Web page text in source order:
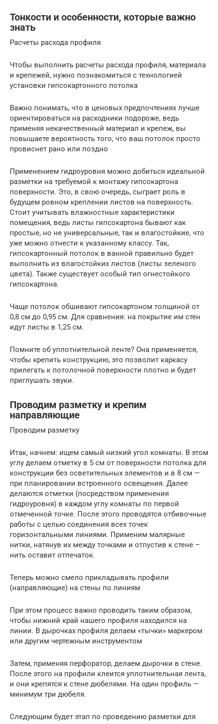
Тонкости и особенности, которые важно
знать
Расчеты расхода профиля
Чтобы выполнить расчеты расхода профиля, материала
и крепежей, нужно познакомиться с технологией
установки гипсокартонного потолка
Важно понимать, что в ценовых предпочтениях лучше
ориентироваться на расходники подороже, ведь
применяя некачественный материал и крепеж, вы
повышаете вероятность того, что ваш потолок просто
провиснет рано или поздно
Применением гидроуровня можно добиться идеальной
разметки на требуемой к монтажу гипсокартона
поверхности. Это, в свою очередь, сыграет роль в
будущем ровном креплении листов на поверхность.
Стоит учитывать влажностные характеристики
помещения, ведь листы гипсокартона бывают как
простые, но не универсальные, так и влагостойкие, что
уже можно отнести к указанному классу. Так,
гипсокартонный потолок в ванной правильно будет
выполнить из влагостойких листов (листы зеленого
цвета). Также существует особый тип огнестойкого
гипсокартона.
Чаще потолок обшивают гипсокартоном толщиной от
0,8 см до 0,95 см. Для сравнения: на покрытие им стен
идут листы в 1,25 см.
Помните об уплотнительной ленте? Она применяется,
чтобы крепить конструкцию, это позволит каркасу
прилегать к потолочной поверхности плотно и будет
приглушать звуки.
Проводим разметку и крепим
направляющие
Проводим разметку
Итак, начнем: ищем самый низкий угол комнаты. В этом
углу делаем отметку в 5 см от поверхности потолка для
конструкции без осветительных элементов и в 8 см —
при планировании встроенного освещения. Далее
делаются отметки (посредством применения
гидроуровня) в каждом углу комнаты по первой
отмеченной точке. После этого проводятся отбивочные
работы с целью соединения всех точек
горизонтальными линиями. Применим малярные
нитки, натянув их между точками и отпустив к стене –
нить оставит отпечаток.
Теперь можно смело прикладывать профили
(направляющие) на стены по линиям
При этом процесс важно проводить таким образом,
чтобы нижний край нашего профиля находился на
линии. В дырочках профиля делаем «тычки» маркером
или другим чертежным инструментом
Затем, применяя перфоратор, делаем дырочки в стене.
После этого на профили клеится уплотнительная лента,
и они крепятся к стене дюбелями. На один профиль —
минимум три дюбеля.
Следующим будет этап по проведению разметки для